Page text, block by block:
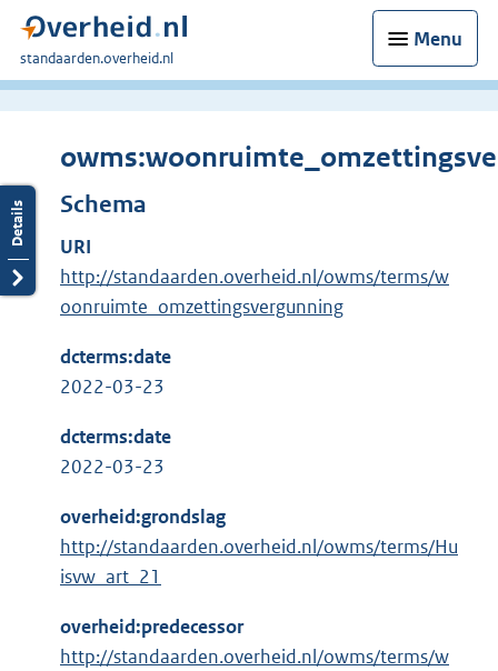
Menu
U
bent
standaarden.overheid.nl
Schema
URI
http://standaarden.overheid.nl/owms/terms/w
oonruimte_omzettingsvergunning
dcterms:date
2022-03-23
dcterms:date
2022-03-23
overheid:grondslag
http://standaarden.overheid.nl/owms/terms/Hu
isvw_art_21
overheid:predecessor
http://standaarden.overheid.nl/owms/terms/w